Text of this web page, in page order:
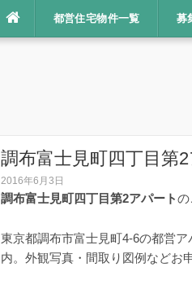
都営住宅物件一覧 募
調布富士見町四丁目第
2016年6月3日
調布富士見町四丁目第2アパートの
東京都調布市富士見町4-6の都営
内。外観写真・間取り図例などお